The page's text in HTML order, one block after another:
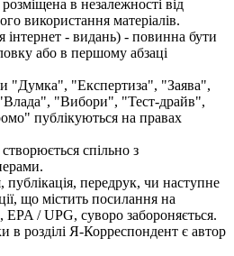
в незалежності від
використання матеріалів.
інтернет - видань) - повинна бути
або в першому абзаці
"Думка", "Експертиза", "Заява",
"Вибори", "Тест-драйв",
публікуються на правах
спільно з
публікація, передрук, чи наступне
що містить посилання на
EPA / UPG, суворо забороняється.
в розділі Я-Корреспондент є автор